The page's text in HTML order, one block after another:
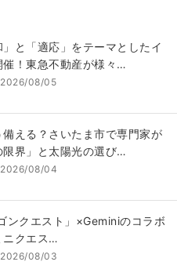
と「適応」をテーマとしたイ
！東急不動産が様々…
2026/08/05
える？さいたま市で専門家が
界」と太陽光の選び…
2026/08/04
ンクエスト」×Geminiのコラボ
ニクエス…
2026/08/03